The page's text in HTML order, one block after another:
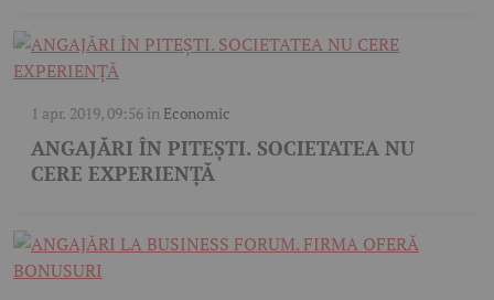
1 apr. 2019, 09:56în Economic
ANGAJĂRI ÎN PITEȘTI. SOCIETATEA NU
CERE EXPERIENȚĂ